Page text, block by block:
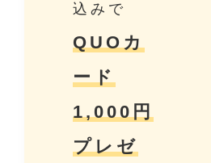
込みで
QUOカ
ード
1,000円
プレゼ